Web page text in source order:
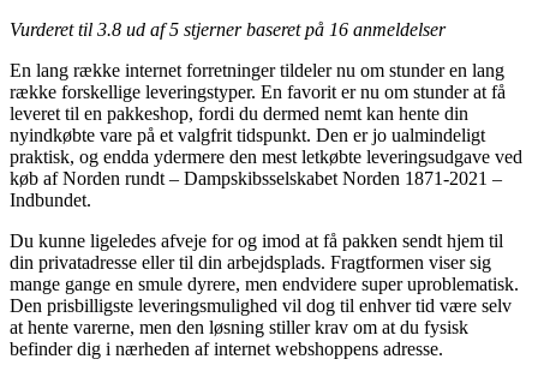
Vurderet til 3.8 ud af 5 stjerner baseret på 16 anmeldelser
En lang række internet forretninger tildeler nu om stunder en lang
række forskellige leveringstyper. En favorit er nu om stunder at få
leveret til en pakkeshop, fordi du dermed nemt kan hente din
nyindkøbte vare på et valgfrit tidspunkt. Den er jo ualmindeligt
praktisk, og endda ydermere den mest letkøbte leveringsudgave ved
køb af Norden rundt – Dampskibsselskabet Norden 1871-2021 –
Indbundet.
Du kunne ligeledes afveje for og imod at få pakken sendt hjem til
din privatadresse eller til din arbejdsplads. Fragtformen viser sig
mange gange en smule dyrere, men endvidere super uproblematisk.
Den prisbilligste leveringsmulighed vil dog til enhver tid være selv
at hente varerne, men den løsning stiller krav om at du fysisk
befinder dig i nærheden af internet webshoppens adresse.